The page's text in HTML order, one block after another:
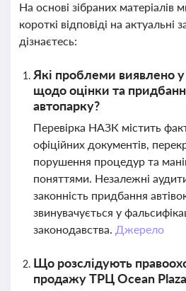
На основі зібраних матеріалів
короткі відповіді на актуальні
дізнаєтесь:
Які проблеми виявлено
щодо оцінки та
автопарку?
Перевірка НАЗК містить
офіційних документів,
порушення процедур та
поняттями. Незалежні
законність придбання
звинувачується у
законодавства. Джерело
Що розслідують
продажу ТРЦ Ocean